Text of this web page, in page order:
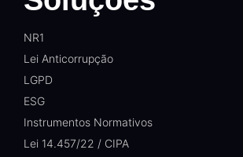
NR1
Lei Anticorrupção
LGPD
ESG
Instrumentos Normativos
Lei 14.457/22 / CIPA